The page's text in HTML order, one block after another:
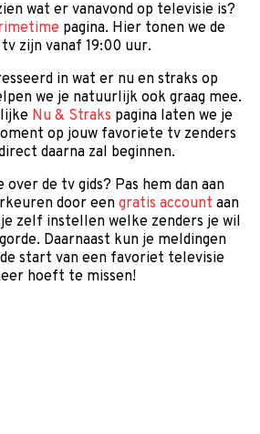
wat er vanavond op televisie is?
pagina. Hier tonen we de
zijn vanaf 19:00 uur.
in wat er nu en straks op
we je natuurlijk ook graag mee.
Nu & Straks pagina laten we je
op jouw favoriete tv zenders
daarna zal beginnen.
de tv gids? Pas hem dan aan
door een gratis account aan
zelf instellen welke zenders je wil
Daarnaast kun je meldingen
start van een favoriet televisie
hoeft te missen!